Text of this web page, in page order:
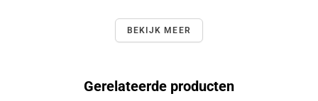
BEKIJK MEER
Gerelateerde producten